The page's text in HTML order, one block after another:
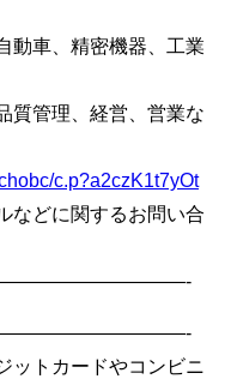
動車、精密機器、工業
質管理、経営、営業な
c.p?a2czK1t7yOt
などに関するお問い合
ットカードやコンビニ